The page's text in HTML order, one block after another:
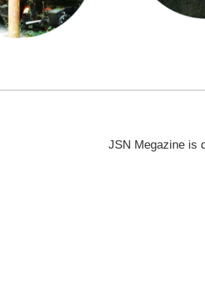
JSN Megazine is